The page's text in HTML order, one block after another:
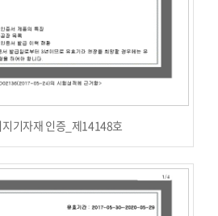
기자재 인증_제14148호